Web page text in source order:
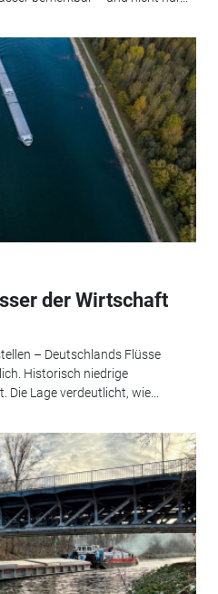
der Wirtschaft
– Deutschlands Flüsse
Historisch niedrige
Lage verdeutlicht, wie...